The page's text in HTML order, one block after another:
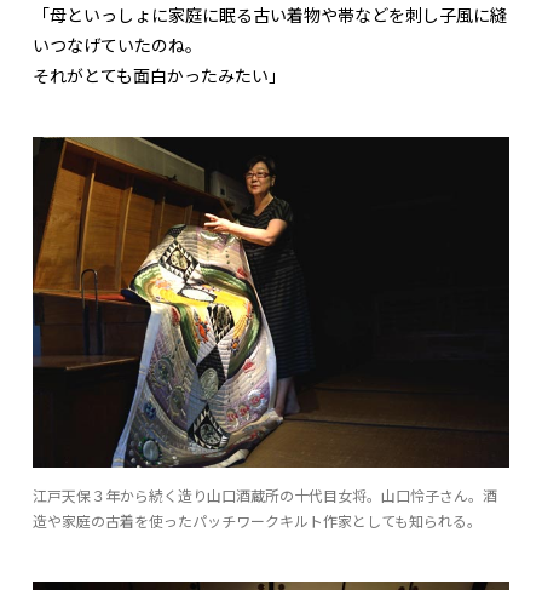
「母といっしょに家庭に眠る古い着物や帯などを刺し子風に縫
いつなげていたのね。
それがとても面白かったみたい」
江戸天保３年から続く造り山口酒蔵所の十代目女将。山口怜子さん。酒
造や家庭の古着を使ったパッチワークキルト作家としても知られる。